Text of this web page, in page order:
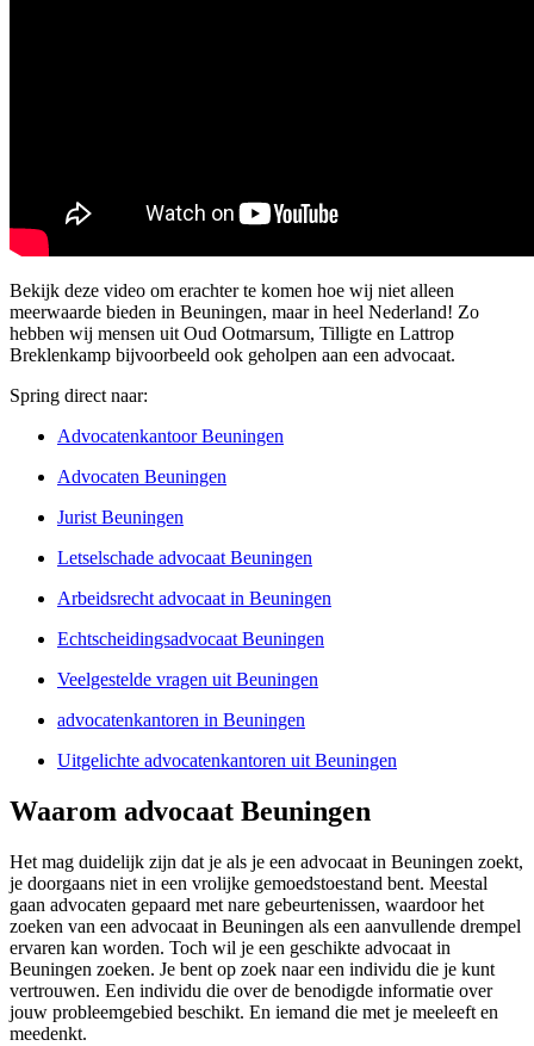
Bekijk deze video om erachter te komen hoe wij niet alleen
meerwaarde bieden in Beuningen, maar in heel Nederland! Zo
hebben wij mensen uit Oud Ootmarsum, Tilligte en Lattrop
Breklenkamp bijvoorbeeld ook geholpen aan een advocaat.
Spring direct naar:
Advocatenkantoor Beuningen
Advocaten Beuningen
Jurist Beuningen
Letselschade advocaat Beuningen
Arbeidsrecht advocaat in Beuningen
Echtscheidingsadvocaat Beuningen
Veelgestelde vragen uit Beuningen
advocatenkantoren in Beuningen
Uitgelichte advocatenkantoren uit Beuningen
Waarom advocaat Beuningen
Het mag duidelijk zijn dat je als je een advocaat in Beuningen zoekt,
je doorgaans niet in een vrolijke gemoedstoestand bent. Meestal
gaan advocaten gepaard met nare gebeurtenissen, waardoor het
zoeken van een advocaat in Beuningen als een aanvullende drempel
ervaren kan worden. Toch wil je een geschikte advocaat in
Beuningen zoeken. Je bent op zoek naar een individu die je kunt
vertrouwen. Een individu die over de benodigde informatie over
jouw probleemgebied beschikt. En iemand die met je meeleeft en
meedenkt.